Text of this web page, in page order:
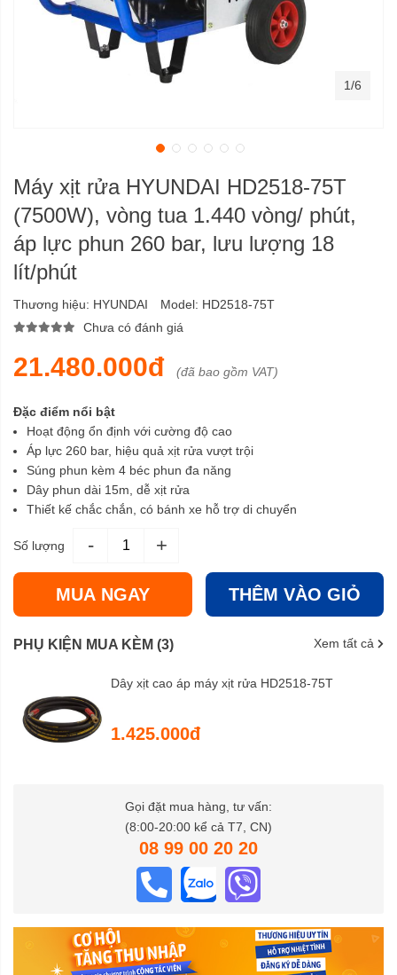
Máy xịt rửa HYUNDAI HD2518-75T
(7500W), vòng tua 1.440 vòng/ phút,
áp lực phun 260 bar, lưu lượng 18
lít/phút
Thương hiệu: HYUNDAI Model: HD2518-75T
Chưa có đánh giá
21.480.000đ (đã bao gồm VAT)
Đặc điểm nổi bật
Hoạt động ổn định với cường độ cao
Áp lực 260 bar, hiệu quả xịt rửa vượt trội
Súng phun kèm 4 béc phun đa năng
Dây phun dài 15m, dễ xịt rửa
Thiết kế chắc chắn, có bánh xe hỗ trợ di chuyển
Số lượng - +
MUA NGAY THÊM VÀO GIỎ
PHỤ KIỆN MUA KÈM (3) Xem tất cả
Dây xịt cao áp máy xịt rửa HD2518-75T
1.425.000đ
Gọi đặt mua hàng, tư vấn:
(8:00-20:00 kể cả T7, CN)
08 99 00 20 20
1/6